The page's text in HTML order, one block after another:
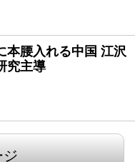
本腰入れる中国 江沢
究主導
ジ